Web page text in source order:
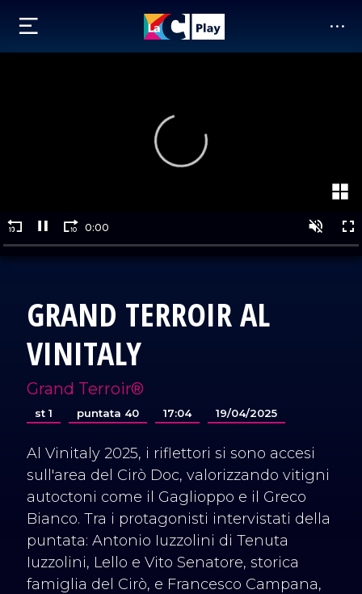
GRAND TERROIR AL
VINITALY
Grand Terroir®
st 1 puntata 40 17:04 19/04/2025
Al Vinitaly 2025, i riflettori si sono accesi
sull'area del Cirò Doc, valorizzando vitigni
autoctoni come il Gaglioppo e il Greco
Bianco. Tra i protagonisti intervistati della
puntata: Antonio Iuzzolini di Tenuta
Iuzzolini, Lello e Vito Senatore, storica
famiglia del Cirò, e Francesco Campana,